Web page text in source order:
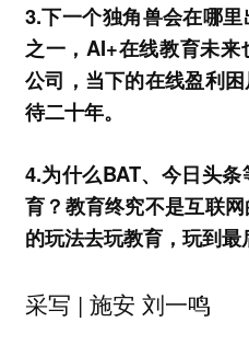
3.下一个独角兽会在哪
之一，AI+在线教育未
公司，当下的在线盈利
待二十年。
4.为什么BAT、今日头
育？教育终究不是互联
的玩法去玩教育，玩到最
采写 | 施安 刘一鸣